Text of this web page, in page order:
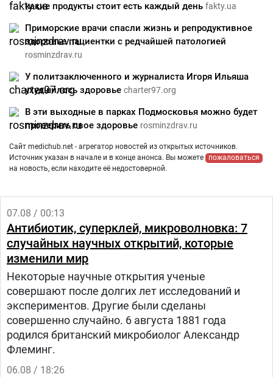
какие продукты стоит есть каждый день fakty.ua
Приморские врачи спасли жизнь и репродуктивное
здоровье пациентки с редчайшей патологией
rosminzdrav.ru
У политзаключенного и журналиста Игоря Ильяша
ухудшилось здоровье charter97.org
В эти выходные в парках Подмосковья можно будет
проверить свое здоровье rosminzdrav.ru
Сайт medichub.net - агрегатор новостей из открытых источников.
Источник указан в начале и в конце анонса. Вы можете
пожаловаться
на новость, если находите её недостоверной.
07.08 / 00:13
Антибиотик, суперклей, микроволновка: 7
случайных научных открытий, которые
изменили мир
Некоторые научные открытия ученые
совершают после долгих лет исследований и
экспериментов. Другие были сделаны
совершенно случайно. 6 августа 1881 года
родился британский микробиолог Александр
Флеминг.
06.08 / 18:26